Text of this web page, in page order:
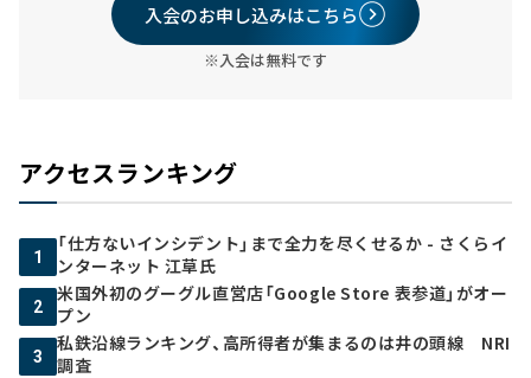
入会のお申し込みはこちら
※入会は無料です
アクセスランキング
1
「仕方ないインシデント」まで全力を尽くせるか - さくらイ
ンターネット 江草氏
2
米国外初のグーグル直営店「Google Store 表参道」がオー
プン
3
私鉄沿線ランキング、高所得者が集まるのは井の頭線 NRI
調査